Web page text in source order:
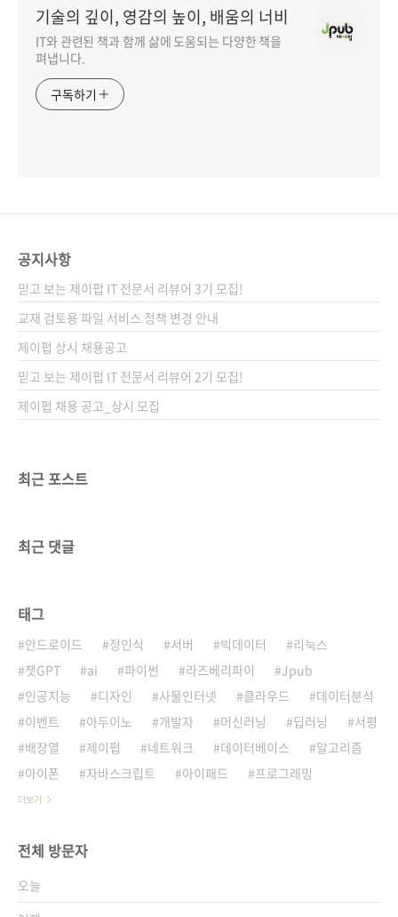
기술의 깊이, 영감의 높이, 배움의 너비
IT와 관련된 책과 함께 삶에 도움되는 다양한 책을
펴냅니다.
구독하기
공지사항
믿고 보는 제이펍 IT 전문서 리뷰어 3기 모집!
교재 검토용 파일 서비스 정책 변경 안내
제이펍 상시 채용공고
믿고 보는 제이펍 IT 전문서 리뷰어 2기 모집!
제이펍 채용 공고_상시 모집
최근 포스트
최근 댓글
태그
안드로이드 정인식 서버 빅데이터
리눅스
챗GPT
ai 파이썬 라즈베리파이
Jpub
인공지능
디자인 사물인터넷 클라우드
데이터분석
이벤트
아두이노 개발자 머신러닝 딥러닝
서평
배장열
제이펍 네트워크 데이터베이스
알고리즘
아이폰
자바스크립트 아이패드 프로그래밍
더보기
전체 방문자
오늘